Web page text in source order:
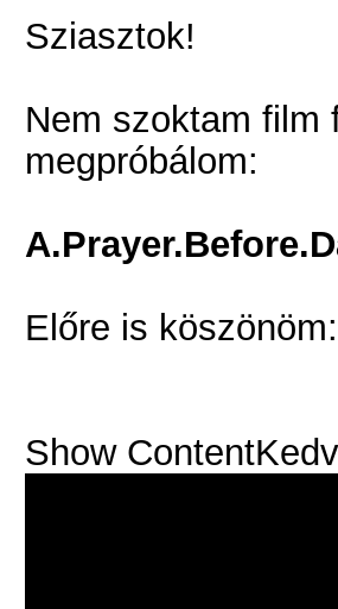
Sziasztok!
Nem szoktam
megpróbálom:
Előre is köszönöm:
Show Content